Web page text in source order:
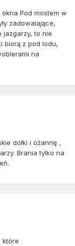
okna Pod mostem w
zadowalające,
jazgarzy, to nie
biorą z pod lodu,
na
dołki i ożannę ,
Brania tylko na
które